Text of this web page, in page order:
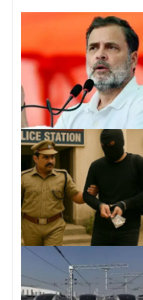
n
a
v
i
g
a
t
i
o